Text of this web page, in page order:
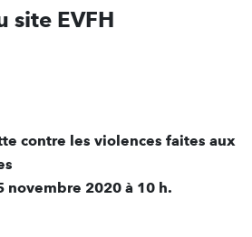
site EVFH
contre les violences faites aux
novembre 2020 à 10 h.